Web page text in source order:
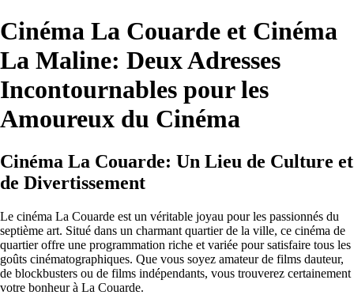
Cinéma La Couarde et Cinéma
La Maline: Deux Adresses
Incontournables pour les
Amoureux du Cinéma
Cinéma La Couarde: Un Lieu de Culture et
de Divertissement
Le cinéma La Couarde est un véritable joyau pour les passionnés du
septième art. Situé dans un charmant quartier de la ville, ce cinéma de
quartier offre une programmation riche et variée pour satisfaire tous les
goûts cinématographiques. Que vous soyez amateur de films dauteur,
de blockbusters ou de films indépendants, vous trouverez certainement
votre bonheur à La Couarde.